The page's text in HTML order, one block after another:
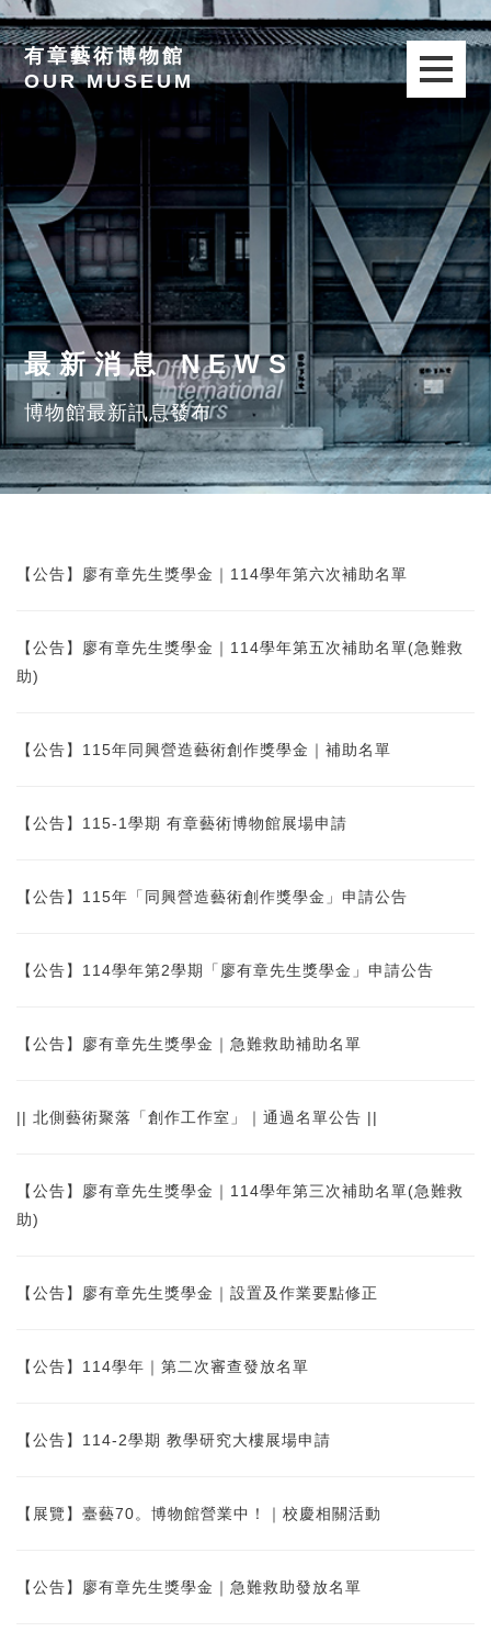
有章藝術博物館
OUR MUSEUM
最新消息 NEWS
博物館最新訊息發布
【公告】廖有章先生獎學金｜114學年第六次補助名單
【公告】廖有章先生獎學金｜114學年第五次補助名單(急難救
助)
【公告】115年同興營造藝術創作獎學金｜補助名單
【公告】115-1學期 有章藝術博物館展場申請
【公告】115年「同興營造藝術創作獎學金」申請公告
【公告】114學年第2學期「廖有章先生獎學金」申請公告
【公告】廖有章先生獎學金｜急難救助補助名單
|| 北側藝術聚落「創作工作室」｜通過名單公告 ||
【公告】廖有章先生獎學金｜114學年第三次補助名單(急難救
助)
【公告】廖有章先生獎學金｜設置及作業要點修正
【公告】114學年｜第二次審查發放名單
【公告】114-2學期 教學研究大樓展場申請
【展覽】臺藝70。博物館營業中！｜校慶相關活動
【公告】廖有章先生獎學金｜急難救助發放名單